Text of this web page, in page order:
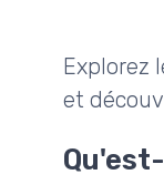
Explorez
et